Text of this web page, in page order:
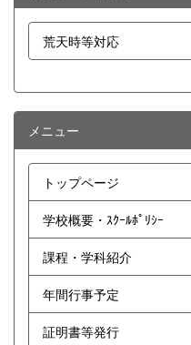
荒天時等対応
メニュー
トップページ
学校概要・ｽｸｰﾙﾎﾟﾘｼｰ
課程・学科紹介
年間行事予定
証明書等発行